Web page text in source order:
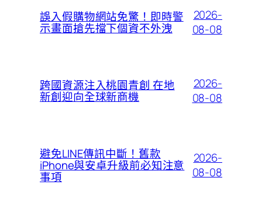
誤入假購物網站免驚！即時警
示畫面搶先擋下個資不外洩
2026-
08-08
跨國資源注入桃園青創 在地
新創迎向全球新商機
2026-
08-08
避免LINE傳訊中斷！舊款
iPhone與安卓升級前必知注意
事項
2026-
08-08